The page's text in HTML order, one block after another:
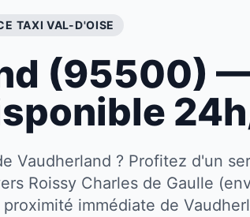
TAXIVAL-D'OISE
(95500)
Vaudherland ? Profitez d'un
Roissy Charles de Gaulle
immédiate de